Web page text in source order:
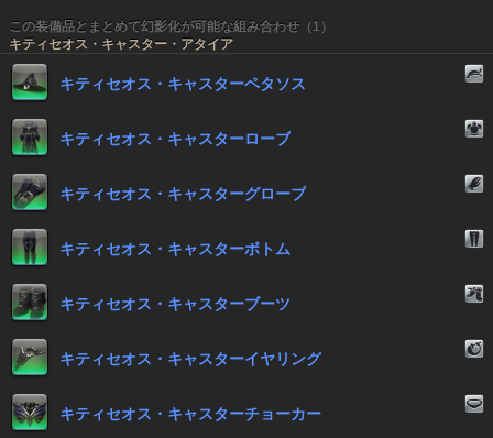
この装備品とまとめて幻影化が可能な組み合わせ（1）
キティセオス・キャスター・アタイア
キティセオス・キャスターペタソス
キティセオス・キャスターローブ
キティセオス・キャスターグローブ
キティセオス・キャスターボトム
キティセオス・キャスターブーツ
キティセオス・キャスターイヤリング
キティセオス・キャスターチョーカー